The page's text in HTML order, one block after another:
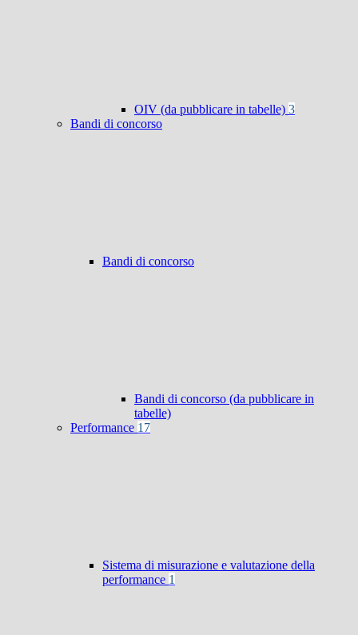
OIV (da pubblicare in tabelle) 3
Bandi di concorso
Bandi di concorso
Bandi di concorso (da pubblicare in
tabelle)
Performance 17
Sistema di misurazione e valutazione della
performance 1